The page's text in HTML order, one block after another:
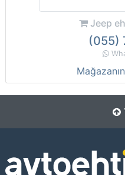
Jeep
(055)